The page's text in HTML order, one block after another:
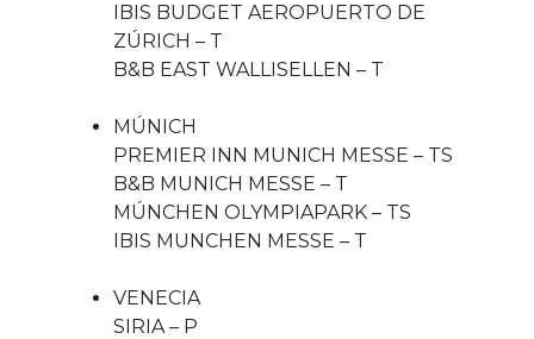
IBIS BUDGET AEROPUERTO DE
ZÚRICH – T
B&B EAST WALLISELLEN – T
MÚNICH
PREMIER INN MUNICH MESSE – TS
B&B MUNICH MESSE – T
MÚNCHEN OLYMPIAPARK – TS
IBIS MUNCHEN MESSE – T
VENECIA
SIRIA – P